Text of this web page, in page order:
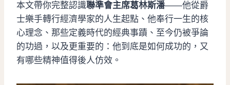
本文帶你完整認識聯準會主席葛林斯潘——他從爵
士樂手轉行經濟學家的人生起點、他奉行一生的核
心理念、那些定義時代的經典事蹟、至今仍被爭論
的功過，以及更重要的：他到底是如何成功的，又
有哪些精神值得後人仿效。